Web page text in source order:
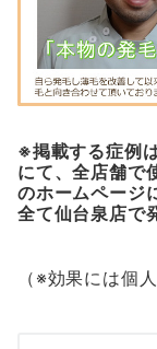
※掲載する症例
にて、全店舗で
のホームページ
全て仙台泉店で
（※効果には個